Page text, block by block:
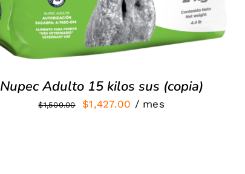
Nupec Adulto 15 kilos sus (copia)
$1,500.00
El
$1,427.00 El
/ mes